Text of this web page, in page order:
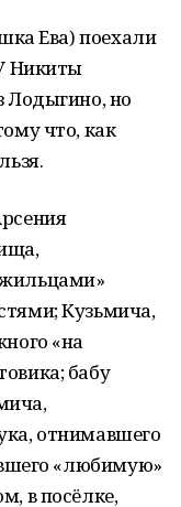
Ева) поехали
Никиты
Лодыгино, но
что, как
Кузьмича,
«на
бабу
отнимавшего
«любимую»
в посёлке,